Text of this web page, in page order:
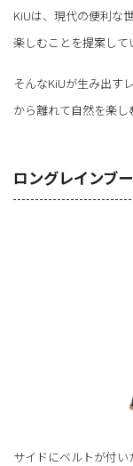
KiUは、現代の便利な
楽しむことを提案して
そんなKiUが生み出す
から離れて自然を楽し
ロングレインブ
サイドにベルトが付い